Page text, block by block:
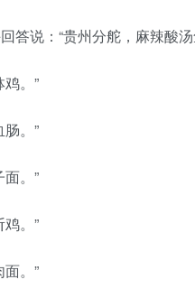
答说：“贵州分舵，麻辣酸汤
。”
。”
。”
。”
。”